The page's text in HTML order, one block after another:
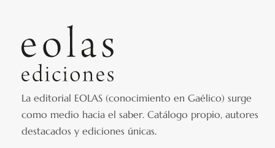
La editorial EOLAS (conocimiento en Gaélico) surge
como medio hacia el saber.Catálogo propio, autores
destacados y ediciones únicas.